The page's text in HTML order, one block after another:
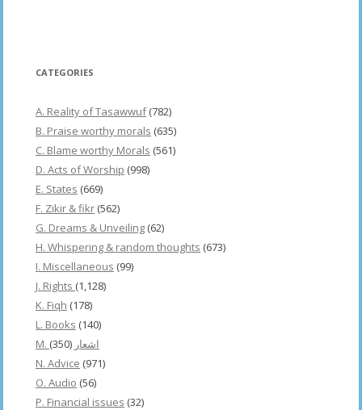
CATEGORIES
A. Reality of Tasawwuf(782)
B. Praise worthy morals (635)
C. Blame worthy Morals (561)
D. Acts of Worship (998)
E. States (669)
F. Zikir & fikr (562)
G. Dreams & Unveiling (62)
H. Whispering & random thoughts (673)
I. Miscellaneous (99)
J. Rights (1,128)
K. Fiqh (178)
L. Books (140)
M. اشعار (350)
N. Advice (971)
O. Audio (56)
P. Financial issues (32)